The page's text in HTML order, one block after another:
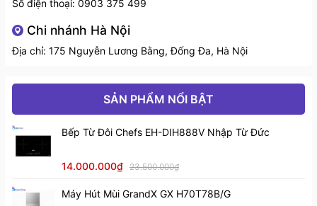
Thông số nồi gang trái tim Staub 11001206
Dung tích: 0,35 lít
Đường kính đáy: 10,2 cm
Đường kính: 12 cm
Số điện thoại: 0903 375 499
Chi nhánh Hà Nội
Địa chỉ: 175 Nguyễn Lương Bằng, Đống Đa, Hà Nội
SẢN PHẨM NỔI BẬT
Bếp Từ Đôi Chefs EH-DIH888V Nhập Từ Đức
14.000.000₫ 23.500.000₫
Máy Hút Mùi GrandX GX H70T78B/G